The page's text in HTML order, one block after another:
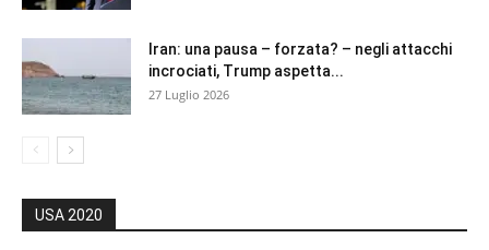
Iran: una pausa – forzata? – negli attacchi
incrociati, Trump aspetta...
27 Luglio 2026
USA 2020